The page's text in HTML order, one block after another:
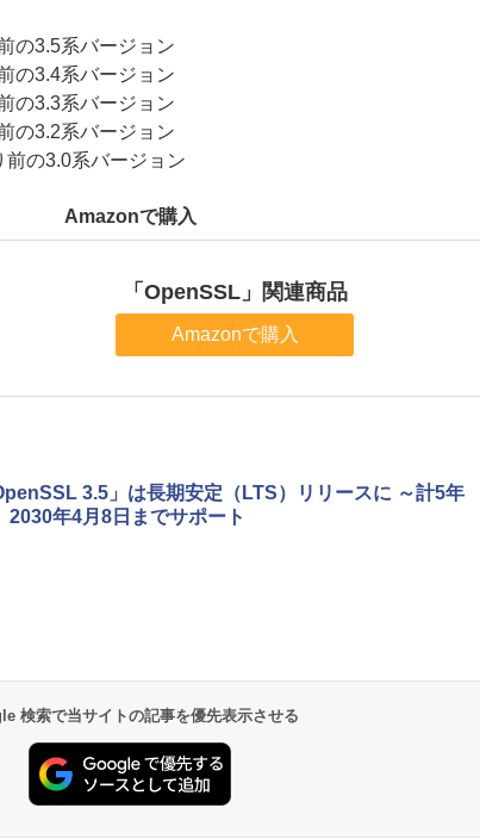
の3.5系バージョン
の3.4系バージョン
の3.3系バージョン
の3.2系バージョン
の3.0系バージョン
Amazonで購入
「OpenSSL」関連商品
Amazonで購入
3.5」は長期安定（LTS）リリースに ～計5年
2030年4月8日までサポート
検索で当サイトの記事を優先表示させる